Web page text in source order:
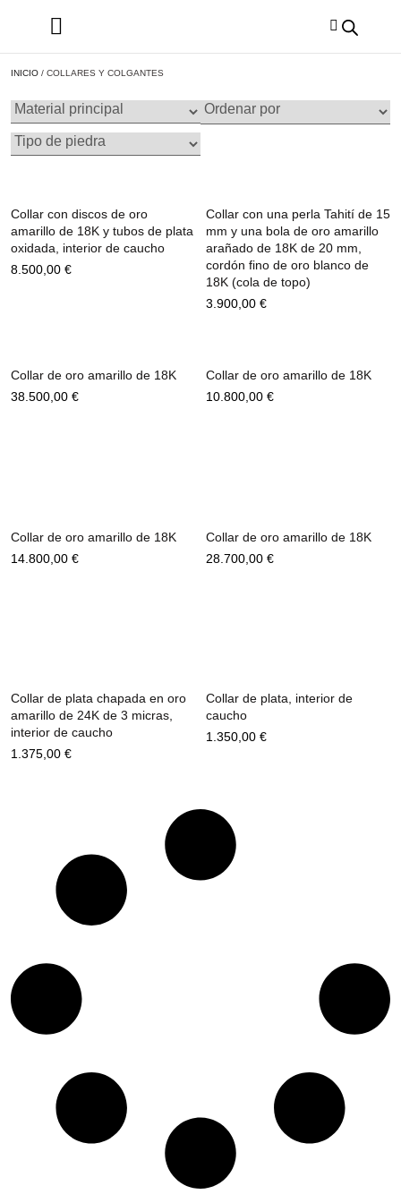
INICIO / COLLARES Y COLGANTES
Collar con discos de oro
amarillo de 18K y tubos de plata
oxidada, interior de caucho
8.500,00 €
Collar con una perla Tahití de 15
mm y una bola de oro amarillo
arañado de 18K de 20 mm,
cordón fino de oro blanco de
18K (cola de topo)
3.900,00 €
Collar de oro amarillo de 18K
38.500,00 €
Collar de oro amarillo de 18K
10.800,00 €
Collar de oro amarillo de 18K
14.800,00 €
Collar de oro amarillo de 18K
28.700,00 €
Collar de plata chapada en oro
amarillo de 24K de 3 micras,
interior de caucho
1.375,00 €
Collar de plata, interior de
caucho
1.350,00 €